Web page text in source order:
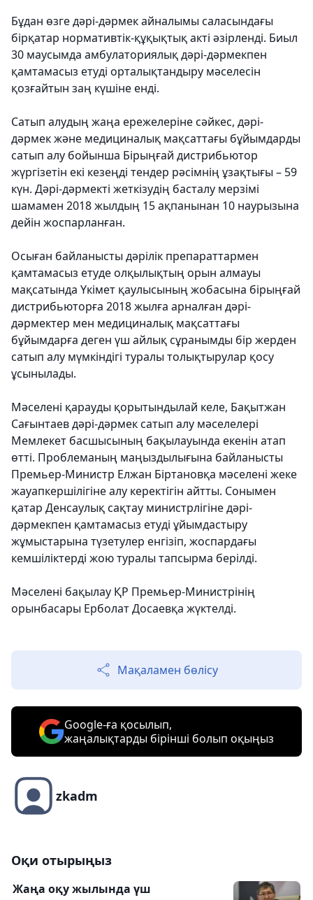
Бұдан өзге дәрі-дәрмек айналымы саласындағы
бірқатар нормативтік-құқықтық акті әзірленді. Биыл
30 маусымда амбулаториялық дәрі-дәрмекпен
қамтамасыз етуді орталықтандыру мәселесін
қозғайтын заң күшіне енді.
Сатып алудың жаңа ережелеріне сәйкес, дәрі-
дәрмек және медициналық мақсаттағы бұйымдарды
сатып алу бойынша Бірыңғай дистрибьютор
жүргізетін екі кезеңді тендер рәсімнің ұзақтығы – 59
күн. Дәрі-дәрмекті жеткізудің басталу мерзімі
шамамен 2018 жылдың 15 ақпанынан 10 наурызына
дейін жоспарланған.
Осыған байланысты дәрілік препараттармен
қамтамасыз етуде олқылықтың орын алмауы
мақсатында Үкімет қаулысының жобасына бірыңғай
дистрибьюторға 2018 жылға арналған дәрі-
дәрмектер мен медициналық мақсаттағы
бұйымдарға деген үш айлық сұранымды бір жерден
сатып алу мүмкіндігі туралы толықтырулар қосу
ұсынылады.
Мәселені қарауды қорытындылай келе, Бақытжан
Сағынтаев дәрі-дәрмек сатып алу мәселелері
Мемлекет басшысының бақылауында екенін атап
өтті. Проблеманың маңыздылығына байланысты
Премьер-Министр Елжан Біртановқа мәселені жеке
жауапкершілігіне алу керектігін айтты. Сонымен
қатар Денсаулық сақтау министрлігіне дәрі-
дәрмекпен қамтамасыз етуді ұйымдастыру
жұмыстарына түзетулер енгізіп, жоспардағы
кемшіліктерді жою туралы тапсырма берілді.
Мәселені бақылау ҚР Премьер-Министрінің
орынбасары Ерболат Досаевқа жүктелді.
Мақаламен бөлісу
Google-ға қосылып,
жаңалықтарды бірінші болып оқыңыз
zkadm
Оқи отырыңыз
Жаңа оқу жылында үш